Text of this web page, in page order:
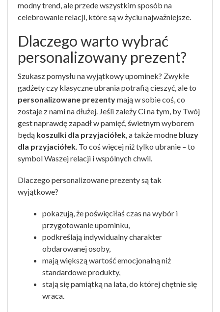
modny trend, ale przede wszystkim sposób na
celebrowanie relacji, które są w życiu najważniejsze.
Dlaczego warto wybrać
personalizowany prezent?
Szukasz pomysłu na wyjątkowy upominek? Zwykłe
gadżety czy klasyczne ubrania potrafią cieszyć, ale to
personalizowane prezentymają w sobie coś, co
zostaje z nami na dłużej. Jeśli zależy Ci na tym, by Twój
gest naprawdę zapadł w pamięć, świetnym wyborem
będą koszulki dla przyjaciółek, a także modne bluzy
dla przyjaciółek. To coś więcej niż tylko ubranie – to
symbol Waszej relacji i wspólnych chwil.
Dlaczego personalizowane prezenty są tak
wyjątkowe?
pokazują, że poświęciłaś czas na wybór i
przygotowanie upominku,
podkreślają indywidualny charakter
obdarowanej osoby,
mają większą wartość emocjonalną niż
standardowe produkty,
stają się pamiątką na lata, do której chętnie się
wraca.